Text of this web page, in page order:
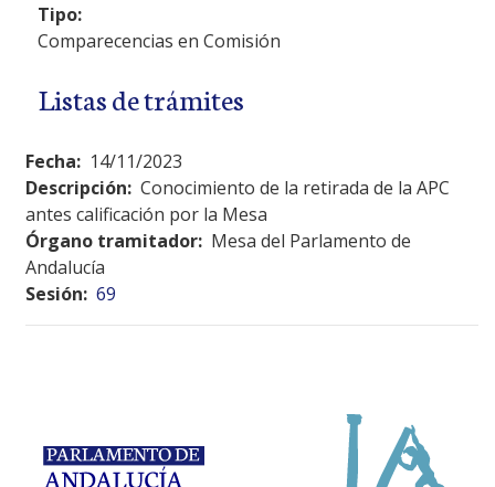
Tipo:
Comparecencias en Comisión
Listas de trámites
Fecha: 14/11/2023
Descripción: Conocimiento de la retirada de la APC
antes calificación por la Mesa
Órgano tramitador: Mesa del Parlamento de
Andalucía
Sesión: 69